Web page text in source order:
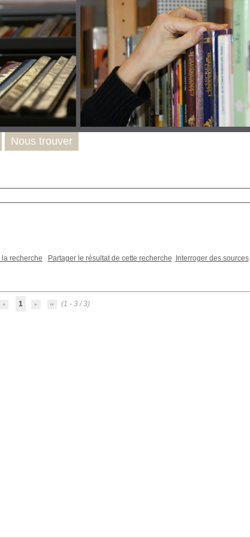
recherche Partager le résultat de cette recherche
Interroger des sources
1 (1 - 3 / 3)
Nous trouver